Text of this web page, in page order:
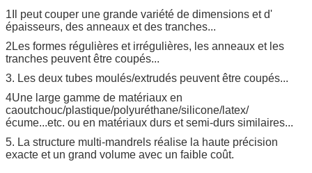
1Il peut couper une grande variété de dimensions et d'
épaisseurs, des anneaux et des tranches...
2Les formes régulières et irrégulières, les anneaux et les
tranches peuvent être coupés...
3. Les deux tubes moulés/extrudés peuvent être coupés...
4Une large gamme de matériaux en
caoutchouc/plastique/polyuréthane/silicone/latex/
écume...etc. ou en matériaux durs et semi-durs similaires...
5. La structure multi-mandrels réalise la haute précision
exacte et un grand volume avec un faible coût.